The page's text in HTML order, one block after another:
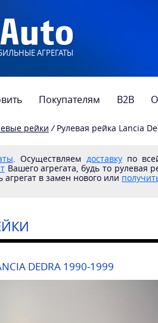
АГРЕГАТЫ
Покупателям B2B
рейки / Рулевая рейка Lancia
. Осуществляем доставкупо
Вашего агрегата, будь то рулевая
в замен нового или
DEDRA 1990-1999